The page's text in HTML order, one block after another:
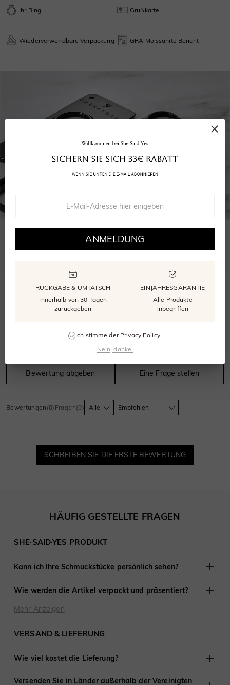
Ihr Ring Grußkarte
Wiederverwendbare Verpackung GRA Moissanite Bericht
WÄHLEN SIE DIE RICHTIGE GRÖSSE
Unser kostenloser Größenmesser stellt sicher, dass Ihr Ring perfekt passt.
0.0
Bewertung abgeben Eine Frage stellen
Bewertungen (0) Fragen(0)
SCHREIBEN SIE DIE ERSTE BEWERTUNG
HÄUFIG GESTELLTE FRAGEN
SHE·SAID·YES PRODUKT
Kann ich Ihre Schmuckstücke persönlich sehen?
Obwohl wir keine Einzelhandelsgeschäfte anderswo haben,
sind wir erfahren darin, mit Kunden aus der Ferne zu
arbeiten und haben an Tausenden von Verlobungen und
Hochzeiten auf der ganzen Welt teilgenommen.
Wie werden die Artikel verpackt und präsentiert?
Bei SHE·SAID·YES ist die Präsentation entscheidend, daher
Schmuck von uns kaufen. Jede Bestellung wird fertig zum
Mehr Anzeigen
VERSAND & LIEFERUNG
Wie viel kostet die Lieferung?
Wir bieten kostenlosen Versand in die Vereinigten Staaten
Versenden Sie in Länder außerhalb der Vereinigten
ANMELDUNG
RÜCKGABE & UMTATSCH
Innerhalb von 30 Tagen
zurückgeben
EINJAHRESGARANTIE
Alle Produkte
inbegriffen
Ich stimme der Privacy Policy.
Nein, danke.